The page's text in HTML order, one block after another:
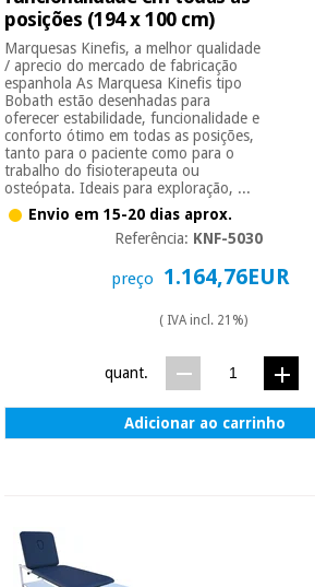
Aerobic,
fitness
e
pilates
Desportos
e jogos
Vestuário
sanitário
Instrumental
cirúrgico
Academy
Fisaude
Aluguer
Material de
proteção
essencial
para
coronavirus
Aerobic,
fitness e
Vestuário
Ortopedia
posições (194 x 100 cm)
Marquesas Kinefis, a melhor qualidade
/ aprecio do mercado de fabricação
espanhola As Marquesa Kinefis tipo
Bobath estão desenhadas para
oferecer estabilidade, funcionalidade e
conforto ótimo em todas as posições,
tanto para o paciente como para o
trabalho do fisioterapeuta ou
osteópata. Ideais para exploração, ...
Envio em 15-20 dias aprox.
Referência: KNF-5030
preço 1.164,76EUR
( IVA incl. 21%)
quant.
Adicionar ao carrinho